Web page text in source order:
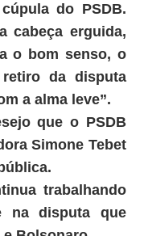
do PSDB.
cabeça erguida,
o bom senso, o
da disputa
a alma leve”.
que o PSDB
Simone Tebet
trabalhando
na disputa que